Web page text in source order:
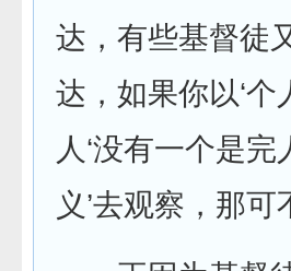
达，有些基督徒
达，如果你以‘个
人‘没有一个是完
义’去观察，那